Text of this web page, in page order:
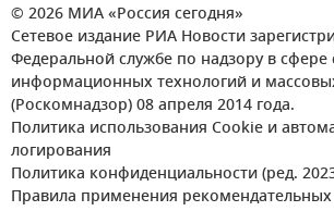
© 2026 МИА «Россия сегодня»
Сетевое издание РИА Новости
Федеральной службе по надзору в сфере
информационных технологий и
(Роскомнадзор) 08 апреля 2014 года.
Политика использования Cookie и
логирования
Политика конфиденциальности (ред.
Правила применения